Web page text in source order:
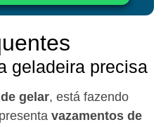
geladeira precisa
gelar, está fazendo
vazamentos de